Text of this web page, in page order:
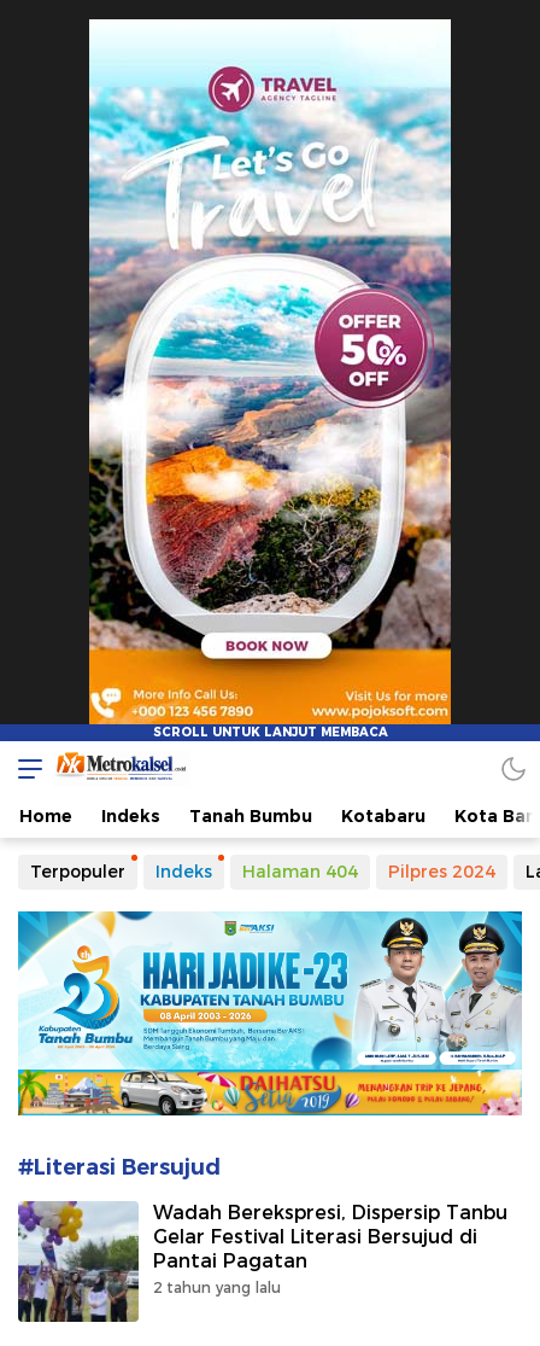
Metro Kalsel
Media Online Terkini, Faktual dan Mendidik
Home Indeks Tanah Bumbu Kotabaru Kota
Terpopuler Indeks Halaman 404 Pilpres 2024
#Literasi Bersujud
Wadah Berekspresi, Dispersip Tanbu
Gelar Festival Literasi Bersujud di
Pantai Pagatan
2 tahun yang lalu